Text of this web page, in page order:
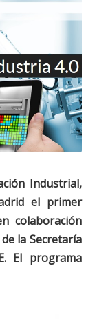
Industrial,
el primer
colaboración
la Secretaría
El programa